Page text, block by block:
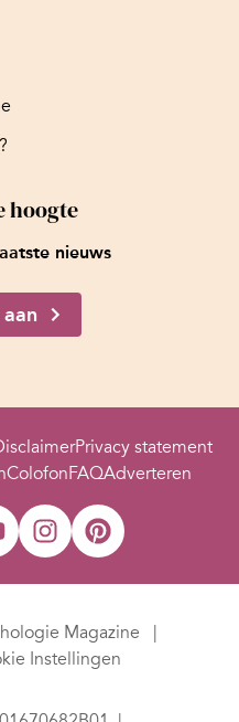
hoogte
nieuws
Privacy statement
ColofonFAQAdverteren
Magazine
Instellingen